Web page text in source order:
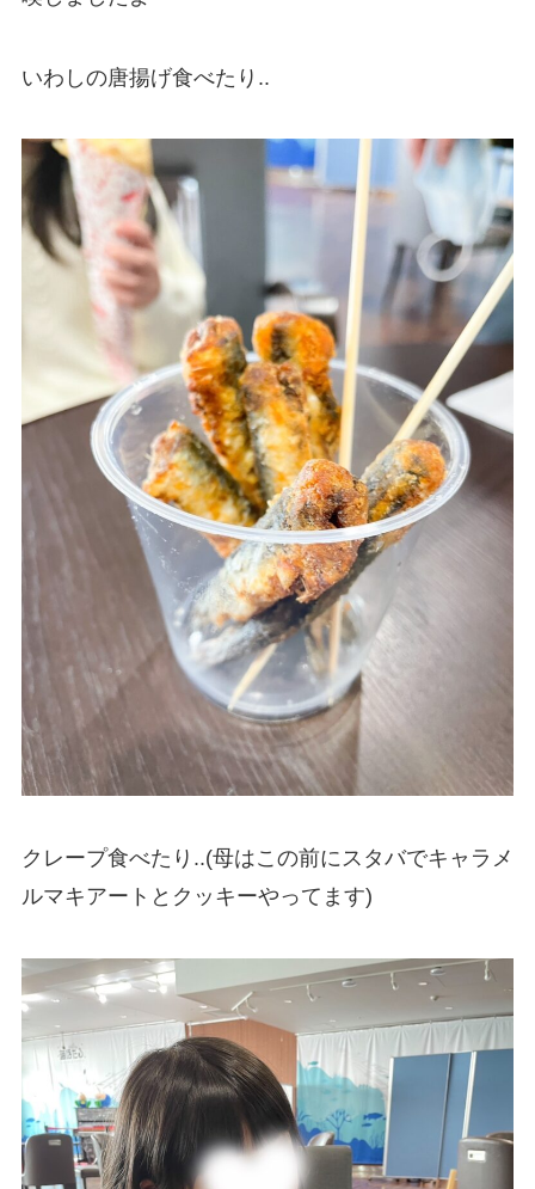
いわしの唐揚げ食べたり..
クレープ食べたり..(母はこの前にスタバでキャラメ
ルマキアートとクッキーやってます)